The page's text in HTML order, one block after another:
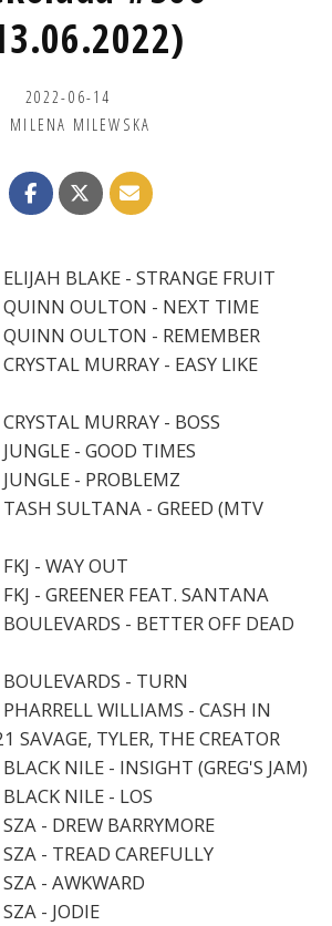
2022-06-14
MILENA MILEWSKA
BLAKE - STRANGE FRUIT
OULTON - NEXT TIME
OULTON - REMEMBER
MURRAY - EASY LIKE
MURRAY - BOSS
- GOOD TIMES
- PROBLEMZ
SULTANA - GREED (MTV
- WAY OUT
- GREENER FEAT. SANTANA
- BETTER OFF DEAD
- TURN
WILLIAMS - CASH IN
SAVAGE, TYLER, THE CREATOR
NILE - INSIGHT (GREG'S JAM)
NILE - LOS
- DREW BARRYMORE
- TREAD CAREFULLY
- AWKWARD
- JODIE